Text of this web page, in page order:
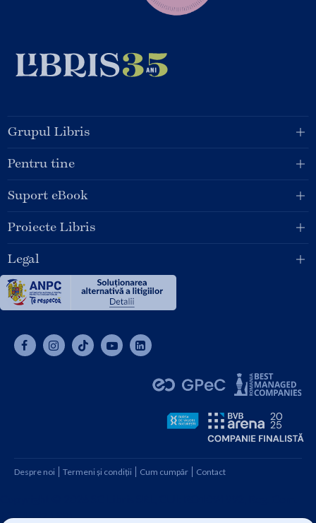
Grupul Libris
Pentru tine
Suport eBook
Proiecte Libris
Legal
Despre noi Termeni și condiții Cum cumpăr Contact
J08/1997 1991